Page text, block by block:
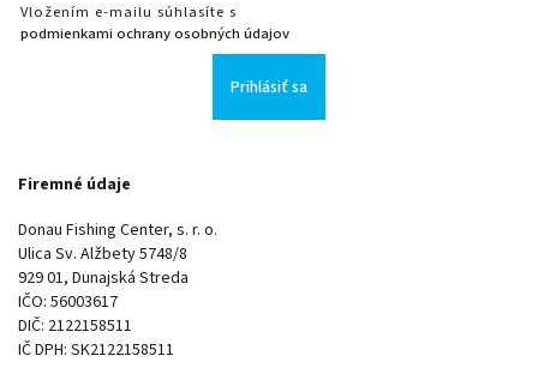
Vložením e-mailu súhlasíte s
podmienkami ochrany osobných údajov
Prihlásiť sa
Firemné údaje
Donau Fishing Center, s. r. o.
Ulica Sv. Alžbety 5748/8
929 01, Dunajská Streda
IČO: 56003617
DIČ: 2122158511
IČ DPH: SK2122158511